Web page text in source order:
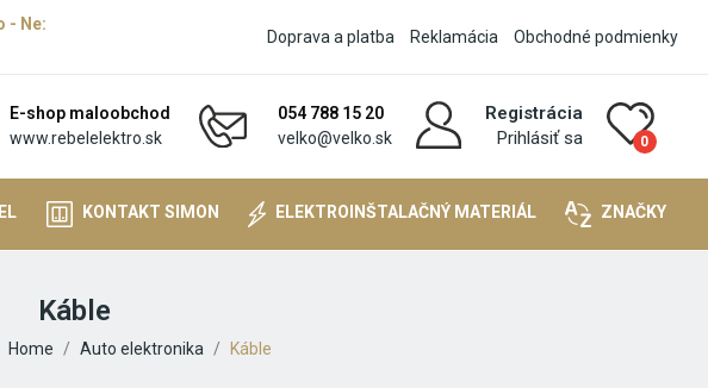
- Ne:
Doprava a platba Reklamácia Obchodné podmienky
E-shop maloobchod
www.rebelelektro.sk
054 788 15 20
velko@velko.sk
Registrácia
Prihlásiť sa
0
KONTAKT SIMON ELEKTROINŠTALAČNÝ MATERIÁL ZNAČKY
Káble
Home Auto elektronika Káble